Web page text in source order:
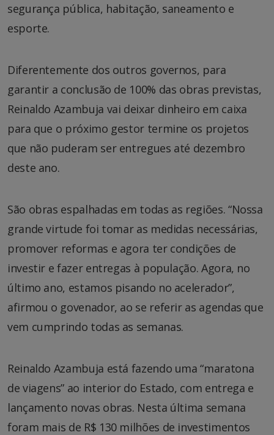
segurança pública, habitação, saneamento e
esporte.
Diferentemente dos outros governos, para
garantir a conclusão de 100% das obras previstas,
Reinaldo Azambuja vai deixar dinheiro em caixa
para que o próximo gestor termine os projetos
que não puderam ser entregues até dezembro
deste ano.
São obras espalhadas em todas as regiões. “Nossa
grande virtude foi tomar as medidas necessárias,
promover reformas e agora ter condições de
investir e fazer entregas à população. Agora, no
último ano, estamos pisando no acelerador”,
afirmou o govenador, ao se referir as agendas que
vem cumprindo todas as semanas.
Reinaldo Azambuja está fazendo uma “maratona
de viagens” ao interior do Estado, com entrega e
lançamento novas obras. Nesta última semana
foram mais de R$ 130 milhões de investimentos